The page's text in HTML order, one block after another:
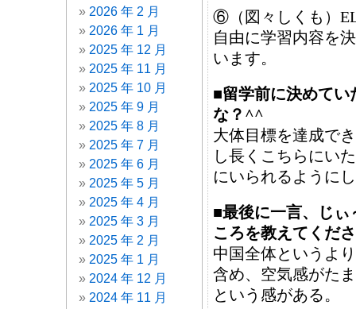
2026 年 2 月
2026 年 1 月
2025 年 12 月
2025 年 11 月
2025 年 10 月
2025 年 9 月
2025 年 8 月
2025 年 7 月
2025 年 6 月
2025 年 5 月
2025 年 4 月
2025 年 3 月
2025 年 2 月
2025 年 1 月
2024 年 12 月
2024 年 11 月
⑥（図々しくも）
自由に学習内容を
います。
■留学前に決めてい
な？^^
大体目標を達成で
し長くこちらにい
にいられるように
■最後に一言、じぃ
ころを教えてくだ
中国全体というよ
含め、空気感がた
という感がある。